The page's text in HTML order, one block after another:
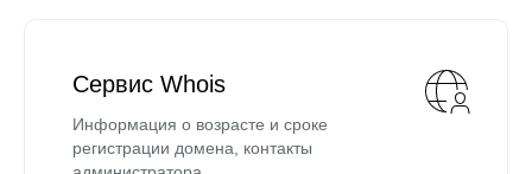
Сервис Whois
Информация о возрасте и сроке
регистрации домена, контакты